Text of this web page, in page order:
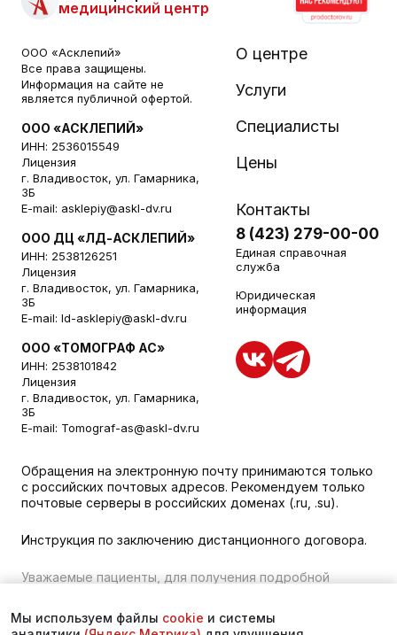
медицинский центр
ООО «Асклепий»
Все права защищены.
Информация на сайте не
является публичной офертой.
ООО «АСКЛЕПИЙ»
ИНН: 2536015549
Лицензия
г. Владивосток, ул. Гамарника,
3Б
E-mail: asklepiy@askl-dv.ru
ООО ДЦ «ЛД-АСКЛЕПИЙ»
ИНН: 2538126251
Лицензия
г. Владивосток, ул. Гамарника,
3Б
E-mail: ld-asklepiy@askl-dv.ru
ООО «ТОМОГРАФ АС»
ИНН: 2538101842
Лицензия
г. Владивосток, ул. Гамарника,
3Б
E-mail: Tomograf-as@askl-dv.ru
О центре
Услуги
Специалисты
Цены
Контакты
8 (423) 279-00-00
Единая справочная
служба
Юридическая
информация
Обращения на электронную почту принимаются только
с российских почтовых адресов. Рекомендуем только
почтовые серверы в российских доменах (.ru, .su).
Инструкция по заключению дистанционного договора.
Уважаемые пациенты, для получения подробной
помощью специальной формы связи или по телефону во
Мы используем файлы cookie и системы